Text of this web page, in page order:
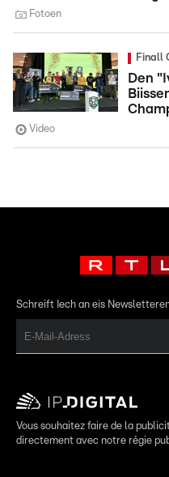
Fotoen
Finall
Den
Video
Schreift Iech an eis
Vous souhaitez faire de la
directement avec notre régie